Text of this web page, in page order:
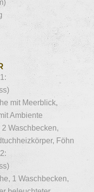
mit Meerblick,
Ambiente
Waschbecken,
Föhn
1 Waschbecken,